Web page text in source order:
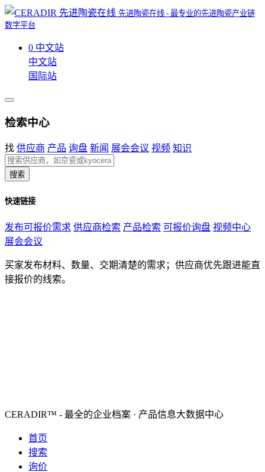
先进陶瓷在线 - 最专业的先进陶瓷产业链
数字平台
0 中文站
中文站
国际站
检索中心
找 供应商 产品 询盘 新闻 展会会议 视频 知识
搜索
快速链接
发布可报价需求 供应商检索 产品检索 可报价询盘 视频中心
展会会议
买家发布材料、数量、交期清楚的需求；供应商优先跟进能直
接报价的线索。
CERADIR™ - 最全的企业档案 · 产品信息大数据中心
首页
搜索
询价